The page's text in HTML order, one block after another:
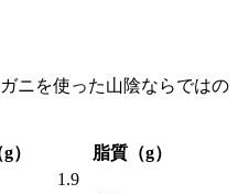
ニを使った山陰ならではの
）
脂質（g）
1.9